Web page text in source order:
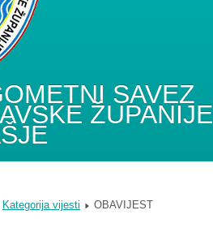
SAVEZ
ŽUPANIJE
Kategorija vijesti OBAVIJEST